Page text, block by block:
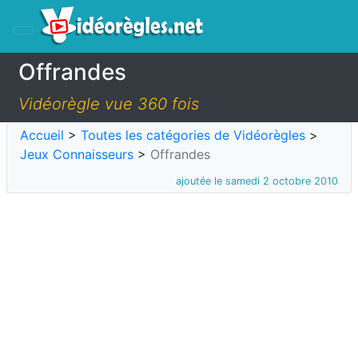
Offrandes
Vidéorègle vue 360 fois
Accueil > Toutes les catégories de Vidéorègles >
Jeux Connaisseurs > Offrandes
ajoutée le samedi 2 octobre 2010